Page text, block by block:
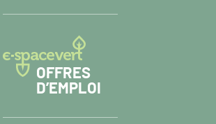
OFFRES
D’EMPLOI